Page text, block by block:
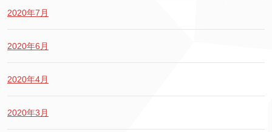
2020年7月
2020年6月
2020年4月
2020年3月